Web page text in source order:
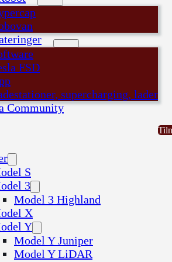
FSD
supercharging, lader
Community
S
3
Model 3 Highland
X
Y
Model Y Juniper
Model Y LiDAR